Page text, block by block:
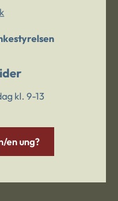
kl. 9-13
en ung?